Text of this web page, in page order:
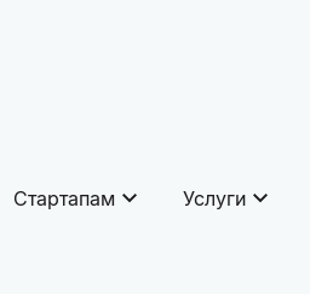
Стартапам Услуги